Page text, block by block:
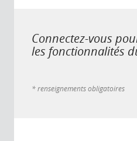
Connectez-vous
les fonctionnalités
* renseignements obligatoires